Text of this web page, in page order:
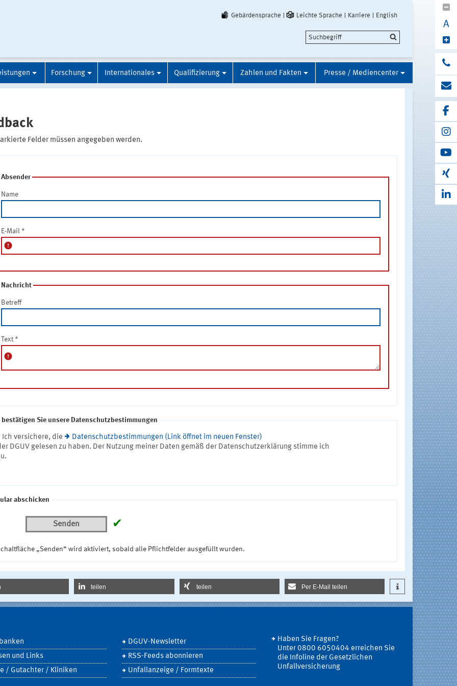
Gebärdensprache Leichte Sprache Karriere English
A
Forschung Internationales Qualifizierung Zahlen und Fakten Presse / Mediencenter
Felder müssen angegeben werden.
Absender
Name
E-Mail *
error
Nachricht
Betreff
Text *
error
Sie unsere Datenschutzbestimmungen
Ich versichere, die
Datenschutzbestimmungen (Link öffnet im neuen Fenster)
DGUV gelesen zu haben. Der Nutzung meiner Daten gemäß der Datenschutzerklärung stimme ich
abschicken
Senden ✔
„Senden“ wird aktiviert, sobald alle Pflichtfelder ausgefüllt wurden.
teilen teilen Per E-Mail teilen
und Links
/ Gutachter / Kliniken
DGUV-Newsletter
RSS-Feeds abonnieren
Unfallanzeige / Formtexte
Haben Sie Fragen?
Unter 0800 6050404 erreichen Sie
die Infoline der Gesetzlichen
Unfallversicherung